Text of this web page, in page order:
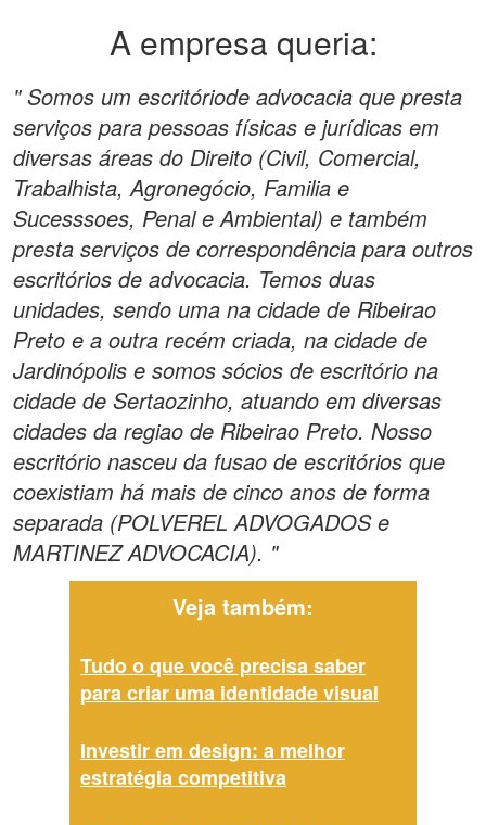
A empresa queria:
" Somos um escritóriode advocacia que presta
serviços para pessoas físicas e jurídicas em
diversas áreas do Direito (Civil, Comercial,
Trabalhista, Agronegócio, Familia e
Sucesssoes, Penal e Ambiental) e também
presta serviços de correspondência para outros
escritórios de advocacia. Temos duas
unidades, sendo uma na cidade de Ribeirao
Preto e a outra recém criada, na cidade de
Jardinópolis e somos sócios de escritório na
cidade de Sertaozinho, atuando em diversas
cidades da regiao de Ribeirao Preto. Nosso
escritório nasceu da fusao de escritórios que
coexistiam há mais de cinco anos de forma
separada (POLVEREL ADVOGADOS e
MARTINEZ ADVOCACIA). "
Veja também:
Tudo o que você precisa saber
para criar uma identidade visual
Investir em design: a melhor
estratégia competitiva